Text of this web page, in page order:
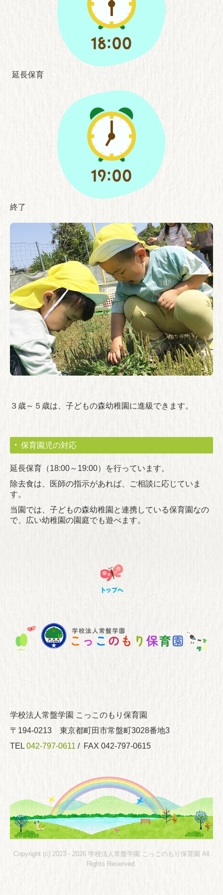
延長保育
終了
３歳～５歳は、子どもの森幼稚園に進級できます。
保育園児の対応
延長保育（18:00～19:00）を行っています。
除去食は、医師の指示があれば、ご相談に応じていま
す。
当園では、子どもの森幼稚園と連携している保育園なの
で、広い幼稚園の園庭でも遊べます。
学校法人常盤学園 こっこのもり保育園
〒194-0213 東京都町田市常盤町3028番地3
TEL 042-797-0611 / FAX 042-797-0615
Copyright (c) 2023 - 2026 学校法人常盤学園 こっこのもり保育園 All
Rights Reserved.